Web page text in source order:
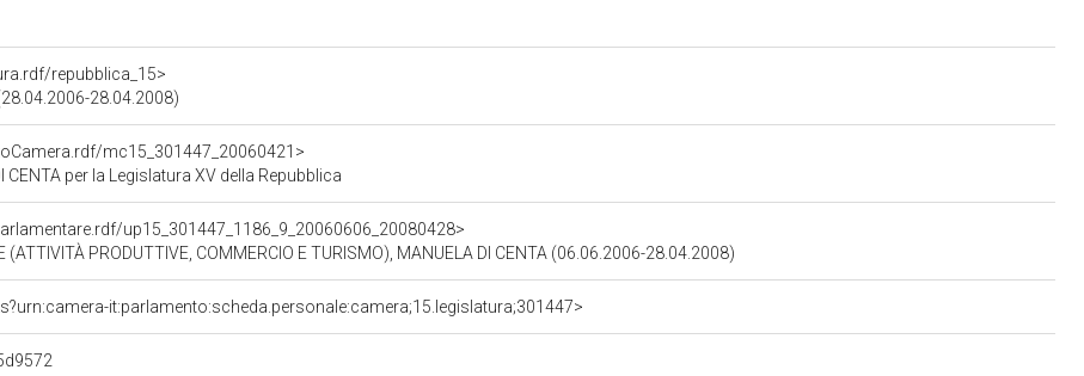
repubblica_15>
28.04.2008)
mc15_301447_20060421>
per la Legislatura XV della Repubblica
up15_301447_1186_9_20060606_20080428>
(ATTIVITÀ PRODUTTIVE, COMMERCIO E TURISMO), MANUELA DI CENTA (06.06.2006-28.04.2008)
it:parlamento:scheda.personale:camera;15.legislatura;301447>